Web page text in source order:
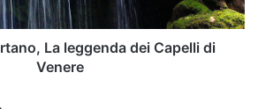
La leggenda dei Capelli di
Venere